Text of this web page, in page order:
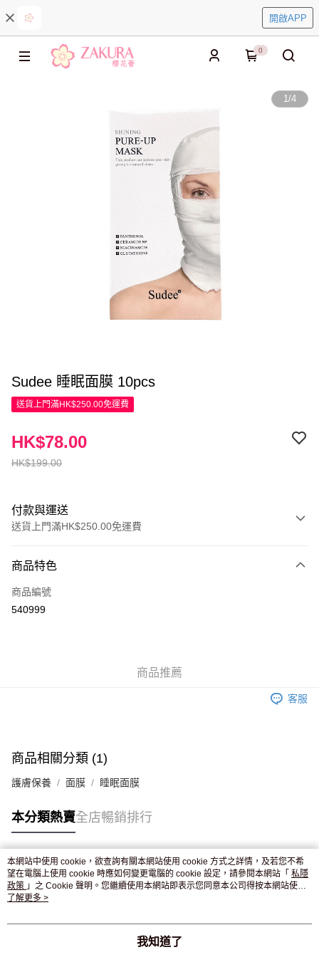
開啟APP
0
1/4
Sudee 睡眠面膜 10pcs
送貨上門滿HK$250.00免運費
HK$199.00
HK$78.00
付款與運送
送貨上門滿HK$250.00免運費
信用卡
Apple Pay
付款後門市自取，訂單確認後2-4個工作天到店，7天內取。逾期後
商品特色
商品編號
540999
商品推薦
客服
商品相關分類 (1)
護膚保養 面膜 睡眠面膜
本分類熱賣全店暢銷排行
熱門標籤
熱銷排行
本網站中使用 cookie，欲查詢有關本網站使用 cookie 方式之詳情，及若您不希
望在電腦上使用 cookie 時應如何變更電腦的 cookie 設定，請參閱本網站「 私隱
政策 」之 Cookie 聲明。您繼續使用本網站即表示您同意本公司得按本網站使用
條款之 Cookie 聲明使用 cookie。
了解更多 >
我知道了